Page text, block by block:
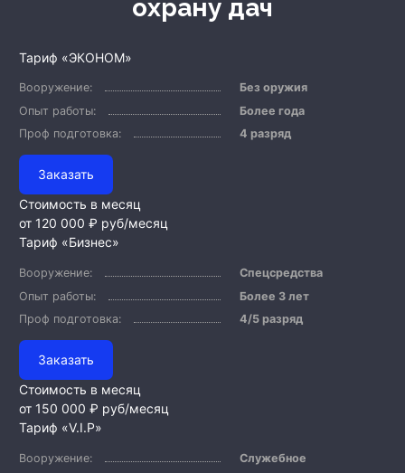
охрану дач
Тариф «ЭКОНОМ»
Вооружение:
Без оружия
Опыт работы:
Более года
Проф подготовка:
4 разряд
Заказать
Стоимость в месяц
от 120 000 ₽ руб/месяц
Тариф «Бизнес»
Вооружение:
Спецсредства
Опыт работы:
Более 3 лет
Проф подготовка:
4/5 разряд
Заказать
Стоимость в месяц
от 150 000 ₽ руб/месяц
Тариф «V.I.P»
Вооружение:
Служебное